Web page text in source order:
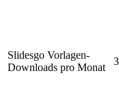
Slidesgo Vorlagen-
Downloads pro Monat
3